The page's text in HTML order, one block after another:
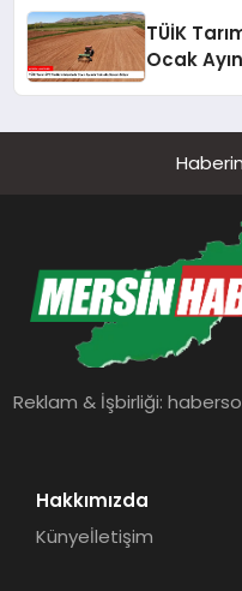
TÜİK
Ocak
Reklam & İşbirliği:
Hakkımızda
Künyeİletişim